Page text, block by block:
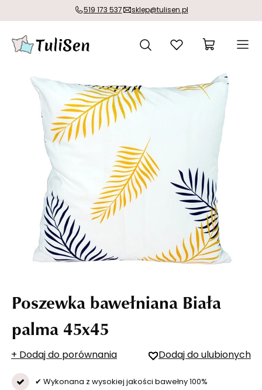
519 173 537 sklep@tulisen.pl
Poszewka bawełniana Biała
palma 45x45
+ Dodaj do porównania Dodaj do ulubionych
✔ Wykonana z wysokiej jakości bawełny 100%